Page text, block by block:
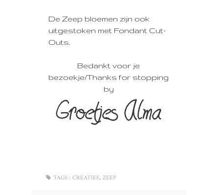
De Zeep bloemen zijn ook
uitgestoken met Fondant Cut-
Outs.
Bedankt voor je
bezoekje/Thanks for stopping
by
TAGS : CREATIEF, ZEEP